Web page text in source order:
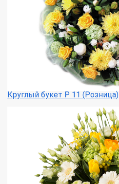
Круглый букет Р 11 (Розница)